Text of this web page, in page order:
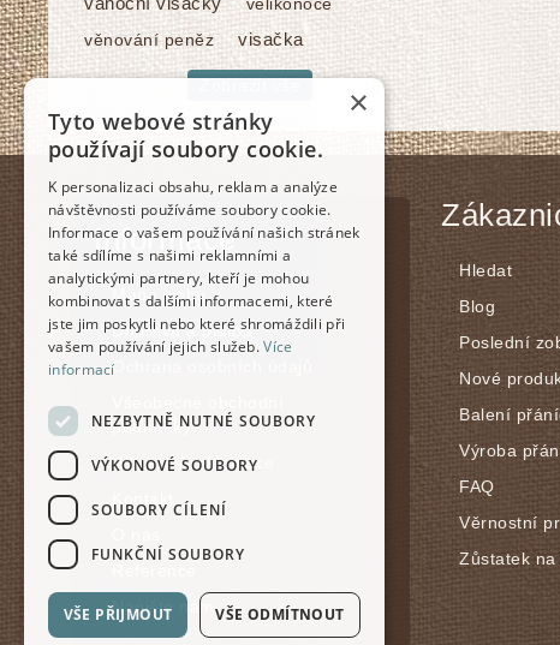
věnování peněz
visačka
Informace
Mapa webu
Doprava a platba
Ochrana osobních údajů
podmínky
Vrácení / reklamace
Napište nám
Hledat
Blog
Poslední
Nové
Balení
Výroba
FAQ
Věrnostní
Zůstatek
×
Tyto webové stránky
používají soubory cookie.
K personalizaci obsahu, reklam a analýze
návštěvnosti používáme soubory cookie.
Informace o vašem používání našich stránek
také sdílíme s našimi reklamními a
analytickými partnery, kteří je mohou
kombinovat s dalšími informacemi, které
jste jim poskytli nebo které shromáždili při
vašem používání jejich služeb.Více
informací
NEZBYTNĚ NUTNÉ SOUBORY
VÝKONOVÉ SOUBORY
SOUBORY CÍLENÍ
FUNKČNÍ SOUBORY
VŠE PŘIJMOUT VŠE ODMÍTNOUT